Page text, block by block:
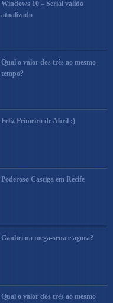
Windows 10 – Serial válido
atualizado
Qual o valor dos três ao mesmo
tempo?
Feliz Primeiro de Abril :)
Poderoso Castiga em Recife
Ganhei na mega-sena e agora?
Qual o valor dos três ao mesmo